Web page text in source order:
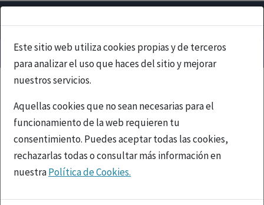
Este sitio web utiliza cookies propias y de terceros
para analizar el uso que haces del sitio y mejorar
nuestros servicios.
Aquellas cookies que no sean necesarias para el
funcionamiento de la web requieren tu
consentimiento. Puedes aceptar todas las cookies,
rechazarlas todas o consultar más información en
nuestraPolítica de Cookies.
Toda la información incluida en la Página Web está